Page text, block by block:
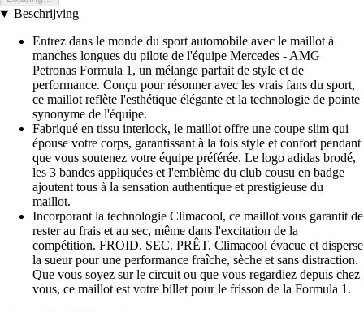
Beschrijving
Entrez dans le monde du sport automobile avec le maillot à
manches longues du pilote de l'équipe Mercedes - AMG
Petronas Formula 1, un mélange parfait de style et de
performance. Conçu pour résonner avec les vrais fans du sport,
ce maillot reflète l'esthétique élégante et la technologie de pointe
synonyme de l'équipe.
Fabriqué en tissu interlock, le maillot offre une coupe slim qui
épouse votre corps, garantissant à la fois style et confort pendant
que vous soutenez votre équipe préférée. Le logo adidas brodé,
les 3 bandes appliquées et l'emblème du club cousu en badge
ajoutent tous à la sensation authentique et prestigieuse du
maillot.
Incorporant la technologie Climacool, ce maillot vous garantit de
rester au frais et au sec, même dans l'excitation de la
compétition. FROID. SEC. PRÊT. Climacool évacue et disperse
la sueur pour une performance fraîche, sèche et sans distraction.
Que vous soyez sur le circuit ou que vous regardiez depuis chez
vous, ce maillot est votre billet pour le frisson de la Formula 1.